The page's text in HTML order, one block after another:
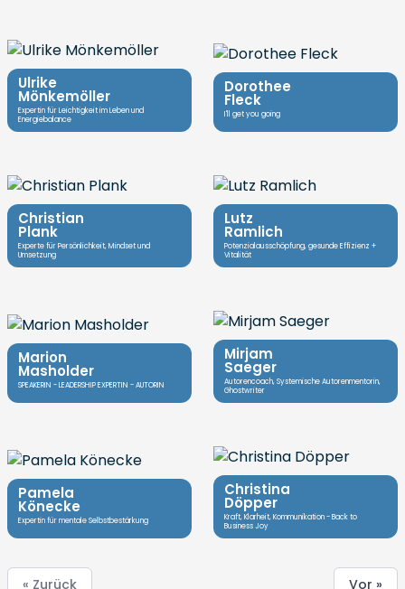
Ulrike
Mönkemöller
Expertin für Leichtigkeit im Leben und
Energiebalance
Dorothee
Fleck
I'll get you going
Christian
Plank
Experte für Persönlichkeit, Mindset und
Umsetzung
Lutz
Ramlich
Potenzialausschöpfung, gesunde Effizienz +
Vitalität
Marion
Masholder
SPEAKERIN - LEADERSHIP EXPERTIN - AUTORIN
Mirjam
Saeger
Autorencoach, Systemische Autorenmentorin,
Ghostwriter
Pamela
Könecke
Expertin für mentale Selbstbestärkung
Christina
Döpper
Kraft, Klarheit, Kommunikation - Back to
Business Joy
« Zurück Vor »